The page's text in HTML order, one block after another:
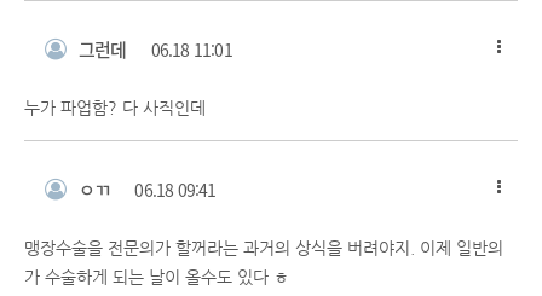
그런데 06.18 11:01
누가 파업함? 다 사직인데
ㅇㄲ 06.18 09:41
맹장수술을 전문의가 할꺼라는 과거의 상식을 버려야지. 이제 일반의
가 수술하게 되는 날이 올수도 있다 ㅎ